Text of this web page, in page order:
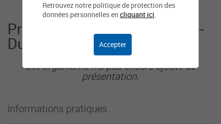
Retrouvez notre politique de protection des
données personnelles en cliquant ici.
Accepter
Présentation Mairie de Bar-le-
Duc
Cet organisme n'a pas encore ajouté de
présentation.
Informations pratiques